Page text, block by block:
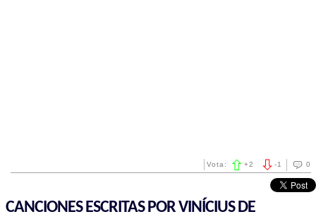
0
-1
Vota: +2
CANCIONES ESCRITAS POR VINÍCIUS DE